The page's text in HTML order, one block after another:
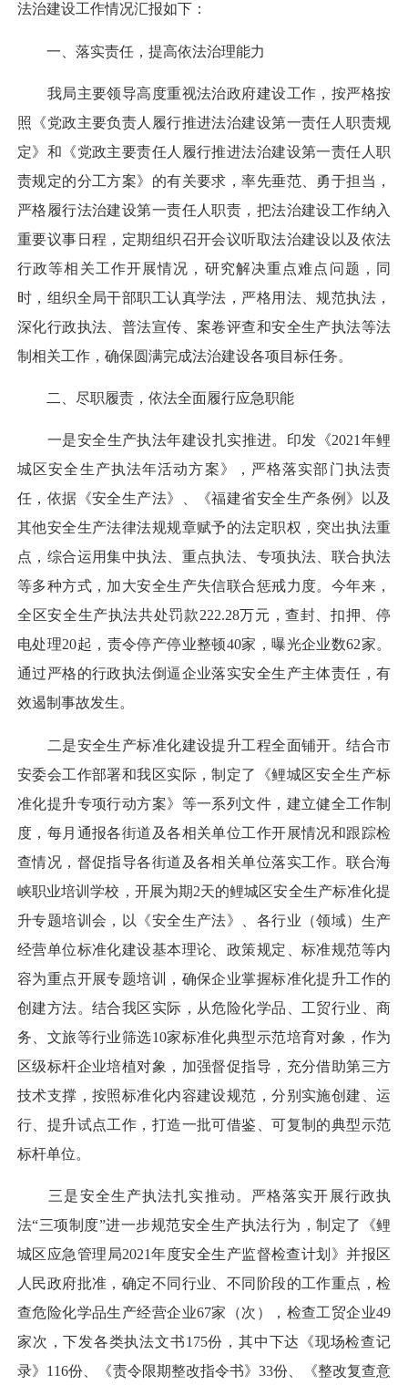
法治建设工作情况汇报如下：
一、落实责任，提高依法治理能力
我局主要领导高度重视法治政府建设工作，按严格按
照《党政主要负责人履行推进法治建设第一责任人职责规
定》和《党政主要责任人履行推进法治建设第一责任人职
责规定的分工方案》的有关要求，率先垂范、勇于担当，
严格履行法治建设第一责任人职责，把法治建设工作纳入
重要议事日程，定期组织召开会议听取法治建设以及依法
行政等相关工作开展情况，研究解决重点难点问题，同
时，组织全局干部职工认真学法，严格用法、规范执法，
深化行政执法、普法宣传、案卷评查和安全生产执法等法
制相关工作，确保圆满完成法治建设各项目标任务。
二、尽职履责，依法全面履行应急职能
一是安全生产执法年建设扎实推进。印发《2021年鲤
城区安全生产执法年活动方案》，严格落实部门执法责
任，依据《安全生产法》、《福建省安全生产条例》以及
其他安全生产法律法规规章赋予的法定职权，突出执法重
点，综合运用集中执法、重点执法、专项执法、联合执法
等多种方式，加大安全生产失信联合惩戒力度。今年来，
全区安全生产执法共处罚款222.28万元，查封、扣押、停
电处理20起，责令停产停业整顿40家，曝光企业数62家。
通过严格的行政执法倒逼企业落实安全生产主体责任，有
效遏制事故发生。
二是安全生产标准化建设提升工程全面铺开。结合市
安委会工作部署和我区实际，制定了《鲤城区安全生产标
准化提升专项行动方案》等一系列文件，建立健全工作制
度，每月通报各街道及各相关单位工作开展情况和跟踪检
查情况，督促指导各街道及各相关单位落实工作。联合海
峡职业培训学校，开展为期2天的鲤城区安全生产标准化提
升专题培训会，以《安全生产法》、各行业（领域）生产
经营单位标准化建设基本理论、政策规定、标准规范等内
容为重点开展专题培训，确保企业掌握标准化提升工作的
创建方法。结合我区实际，从危险化学品、工贸行业、商
务、文旅等行业筛选10家标准化典型示范培育对象，作为
区级标杆企业培植对象，加强督促指导，充分借助第三方
技术支撑，按照标准化内容建设规范，分别实施创建、运
行、提升试点工作，打造一批可借鉴、可复制的典型示范
标杆单位。
三是安全生产执法扎实推动。严格落实开展行政执
法“三项制度”进一步规范安全生产执法行为，制定了《鲤
城区应急管理局2021年度安全生产监督检查计划》并报区
人民政府批准，确定不同行业、不同阶段的工作重点，检
查危险化学品生产经营企业67家（次），检查工贸企业49
家次，下发各类执法文书175份，其中下达《现场检查记
录》116份、《责令限期整改指令书》33份、《整改复查意